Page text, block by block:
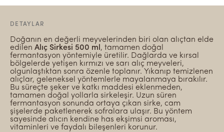
DETAYLAR
Doğanın en değerli meyvelerinden biri olan alıçtan elde
edilen Alıç Sirkesi 500 ml , tamamen doğal
fermantasyon yöntemiyle üretilir. Dağlarda ve kırsal
bölgelerde yetişen kırmızı ve sarı alıç meyveleri,
olgunlaştıktan sonra özenle toplanır. Yıkanıp temizlenen
alıçlar, geleneksel yöntemlerle mayalanmaya bırakılır.
Bu süreçte şeker ve katkı maddesi eklenmeden,
tamamen doğal yollarla sirkeleşir. Uzun süren
fermantasyon sonunda ortaya çıkan sirke, cam
şişelerde paketlenerek sofralara ulaşır. Bu yöntem
sayesinde alıcın kendine has ekşimsi aroması,
vitaminleri ve faydalı bileşenleri korunur.